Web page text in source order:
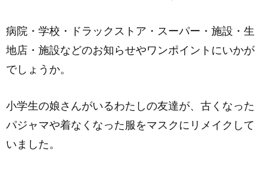
病院・学校・ドラックストア・スーパー・施設・生
地店・施設などのお知らせやワンポイントにいかが
でしょうか。
小学生の娘さんがいるわたしの友達が、古くなった
パジャマや着なくなった服をマスクにリメイクして
いました。